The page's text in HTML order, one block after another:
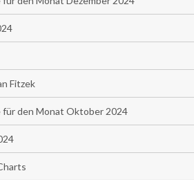
Fitzek
den Monat Oktober 2024